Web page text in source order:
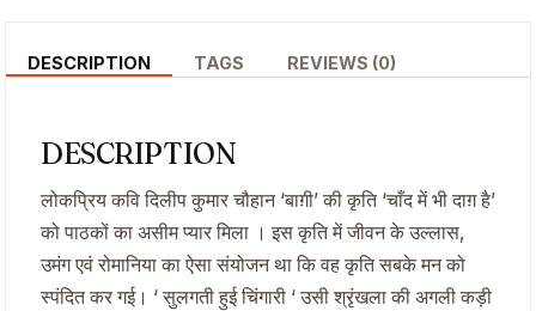
DESCRIPTION TAGS REVIEWS (0)
DESCRIPTION
लोकप्रिय कवि दिलीप कुमार चौहान ‘बाग़ी’ की कृति ‘चाँद में भी दाग़ है’
को पाठकों का असीम प्यार मिला । इस कृति में जीवन के उल्लास,
उमंग एवं रोमानिया का ऐसा संयोजन था कि वह कृति सबके मन को
स्पंदित कर गई। ‘ सुलगती हुई चिंगारी ‘ उसी श्रृंखला की अगली कड़ी